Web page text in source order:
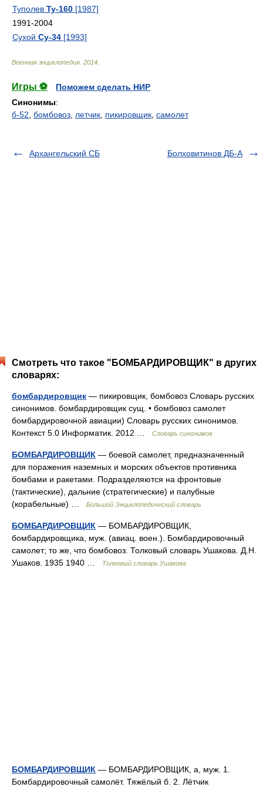
Туполев Ту-160 [1987]
1991-2004
Сухой Су-34 [1993]
Военная энциклопедия 2014
Игры ⚽
Поможем сделать НИР
Синонимы:
б-52 бомбовоз летчик пикировщик самолет
Архангельский СБ Болховитинов ДБ-А
Смотреть что такое "БОМБАРДИРОВЩИК" в других
словарях:
бомбардировщик — пикировщик, бомбовоз Словарь русских
синонимов. бомбардировщик сущ. • бомбовоз самолет
бомбардировочной авиации) Словарь русских синонимов.
Контекст 5.0 Информатик. 2012 …
Словарь синонимов
БОМБАРДИРОВЩИК — боевой самолет, предназначенный
для поражения наземных и морских объектов противника
бомбами и ракетами. Подразделяются на фронтовые
(тактические), дальние (стратегические) и палубные
(корабельные) …
Большой Энциклопедический словарь
БОМБАРДИРОВЩИК — БОМБАРДИРОВЩИК,
бомбардировщика, муж. (авиац. воен.). Бомбардировочный
самолет; то же, что бомбовоз. Толковый словарь Ушакова. Д.Н.
Ушаков. 1935 1940 …
Толковый словарь Ушакова
БОМБАРДИРОВЩИК — БОМБАРДИРОВЩИК, а, муж. 1.
Бомбардировочный самолёт. Тяжёлый б. 2. Лётчик